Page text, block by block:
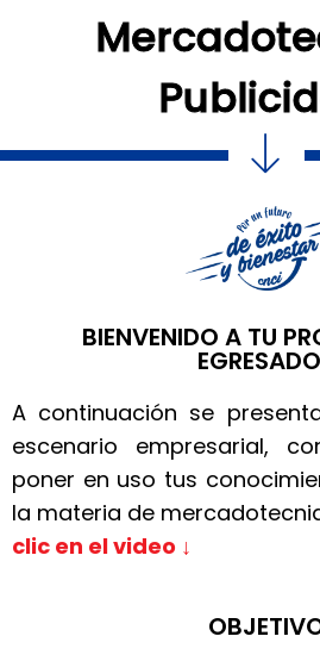
BIENVENIDO A TU
A continuación se
escenario empresarial,
poner en uso tus
la materia de
clic en el video ↓